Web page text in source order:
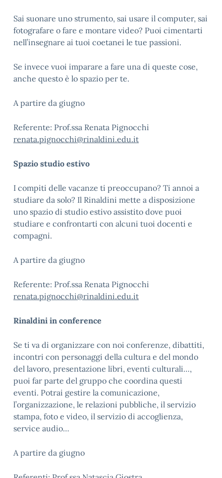
Sai suonare uno strumento, sai usare il computer, sai
fotografare o fare e montare video? Puoi cimentarti
nell’insegnare ai tuoi coetanei le tue passioni.
Se invece vuoi imparare a fare una di queste cose,
anche questo è lo spazio per te.
A partire da giugno
Referente: Prof.ssa Renata Pignocchi
renata.pignocchi@rinaldini.edu.it
Spazio studio estivo
I compiti delle vacanze ti preoccupano? Ti annoi a
studiare da solo? Il Rinaldini mette a disposizione
uno spazio di studio estivo assistito dove puoi
studiare e confrontarti con alcuni tuoi docenti e
compagni.
A partire da giugno
Referente: Prof.ssa Renata Pignocchi
renata.pignocchi@rinaldini.edu.it
Rinaldini in conference
Se ti va di organizzare con noi conferenze, dibattiti,
incontri con personaggi della cultura e del mondo
del lavoro, presentazione libri, eventi culturali…,
puoi far parte del gruppo che coordina questi
eventi. Potrai gestire la comunicazione,
l’organizzazione, le relazioni pubbliche, il servizio
stampa, foto e video, il servizio di accoglienza,
service audio…
A partire da giugno